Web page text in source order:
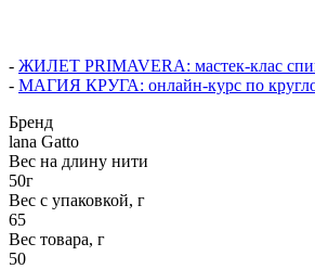
- ЖИЛЕТ PRIMAVERA: мастек-клас
- МАГИЯ КРУГА: онлайн-курс по
Бренд
lana Gatto
Вес на длину нити
50г
Вес с упаковкой, г
65
Вес товара, г
50